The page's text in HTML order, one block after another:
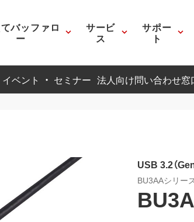
バッファロ
ー
サービ
ス
サポー
ト
イベント ・ セミナー 法人向け問い合わせ窓
USB 3.2（
BU3AAシリー